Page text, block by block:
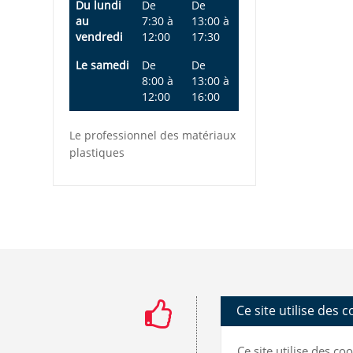
Du lundi
au
vendredi
De
7:30 à
12:00
De
13:00 à
17:30
Le samedi
De
8:00 à
12:00
De
13:00 à
16:00
Le professionnel des matériaux
plastiques
Ce site utilise des